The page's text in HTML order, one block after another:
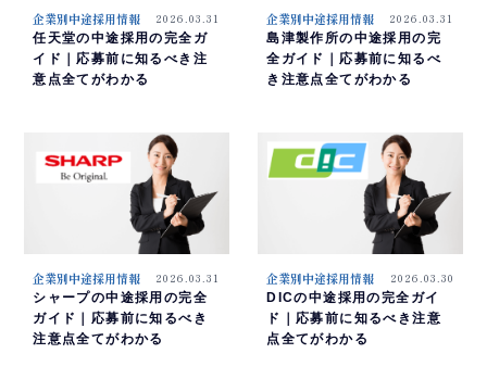
企業別中途採用情報 2026.03.31
任天堂の中途採用の完全ガ
イド｜応募前に知るべき注
意点全てがわかる
企業別中途採用情報 2026.03.31
島津製作所の中途採用の完
全ガイド｜応募前に知るべ
き注意点全てがわかる
企業別中途採用情報 2026.03.31
シャープの中途採用の完全
ガイド｜応募前に知るべき
注意点全てがわかる
企業別中途採用情報 2026.03.30
DICの中途採用の完全ガイ
ド｜応募前に知るべき注意
点全てがわかる